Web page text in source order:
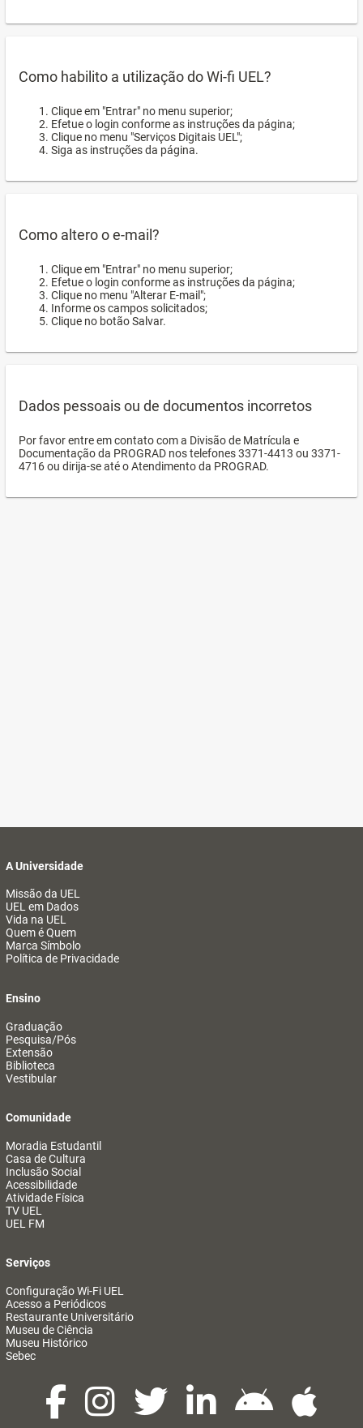
Como habilito a utilização do Wi-fi UEL?
Clique em "Entrar" no menu superior;
Efetue o login conforme as instruções da página;
Clique no menu "Serviços Digitais UEL";
Siga as instruções da página.
Como altero o e-mail?
Clique em "Entrar" no menu superior;
Efetue o login conforme as instruções da página;
Clique no menu "Alterar E-mail";
Informe os campos solicitados;
Clique no botão Salvar.
Dados pessoais ou de documentos incorretos
Por favor entre em contato com a Divisão de Matrícula e
Documentação da PROGRAD nos telefones 3371-4413 ou 3371-
4716 ou dirija-se até o Atendimento da PROGRAD.
A Universidade
Missão da UEL
UEL em Dados
Vida na UEL
Quem é Quem
Marca Símbolo
Política de Privacidade
Ensino
Graduação
Pesquisa/Pós
Extensão
Biblioteca
Vestibular
Comunidade
Moradia Estudantil
Casa de Cultura
Inclusão Social
Acessibilidade
Atividade Física
TV UEL
UEL FM
Serviços
Configuração Wi-Fi UEL
Acesso a Periódicos
Restaurante Universitário
Museu de Ciência
Museu Histórico
Sebec